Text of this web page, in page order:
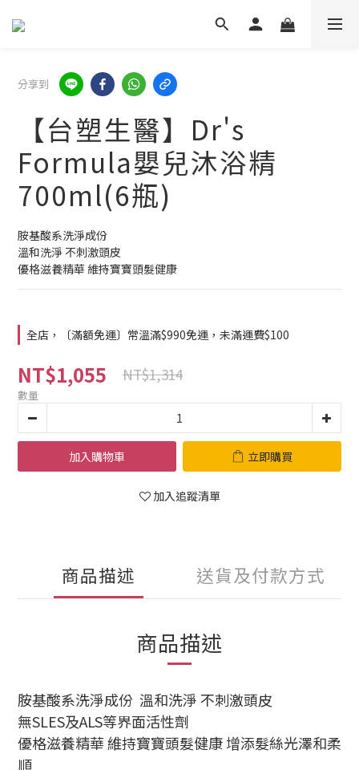
分享到
【台塑生醫】Dr's
Formula嬰兒沐浴精
700ml(6瓶)
胺基酸系洗淨成份
溫和洗淨 不刺激頭皮
優格滋養精華 維持寶寶頭髮健康
全店，〔滿額免運〕常溫滿$990免運，未滿運費$100
NT$1,055 NT$1,314
數量
加入購物車 立即購買
加入追蹤清單
商品描述 送貨及付款方式
商品描述
胺基酸系洗淨成份 溫和洗淨 不刺激頭皮
無SLES及ALS等界面活性劑
優格滋養精華 維持寶寶頭髮健康 增添髮絲光澤和柔
順